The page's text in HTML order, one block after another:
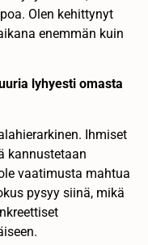
Olen kehittynyt
enemmän kuin
lyhyesti omasta
Ihmiset
kannustetaan
vaatimusta mahtua
pysyy siinä, mikä